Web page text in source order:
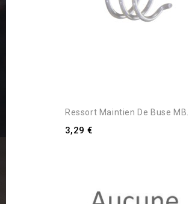
Ressort Maintien De Buse MB...
3,29 €